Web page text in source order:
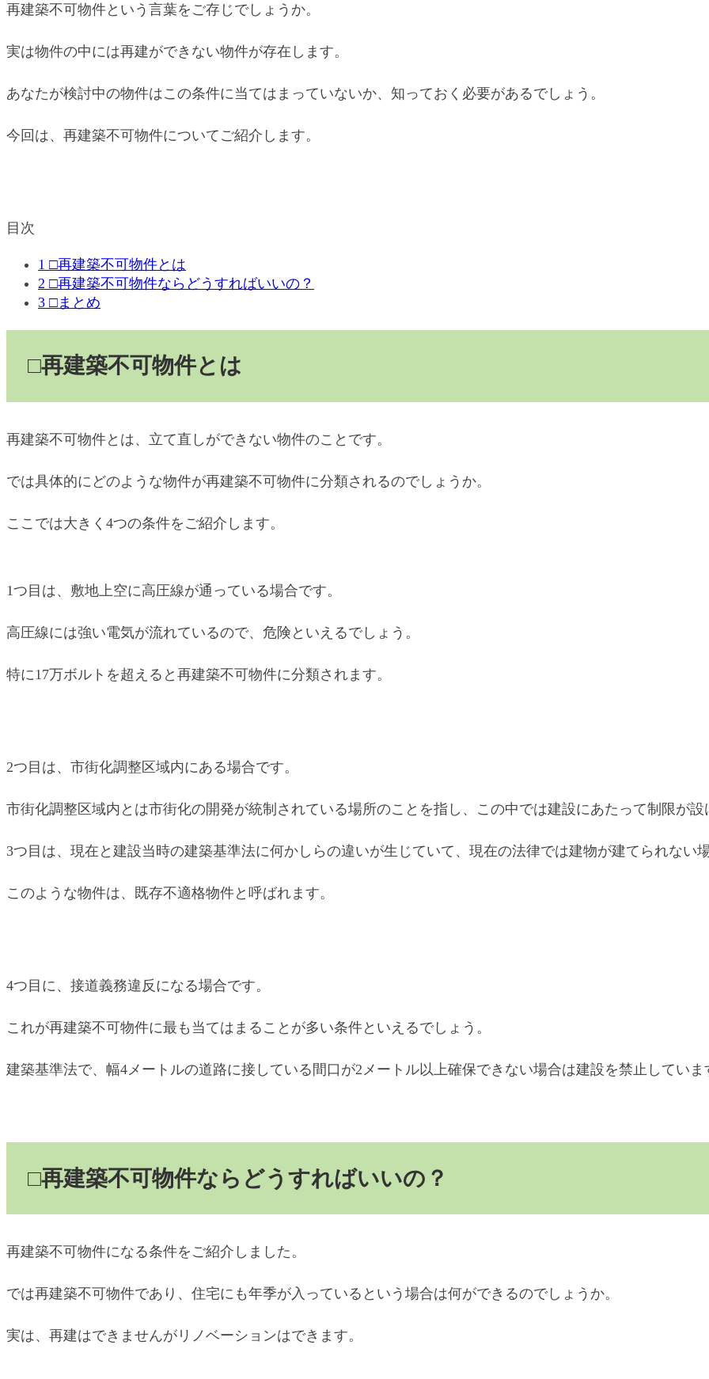
再建築不可物件という言葉をご存じでしょうか。
実は物件の中には再建ができない物件が存在します。
あなたが検討中の物件はこの条件に当てはまっていないか、知っておく必要があるでしょう。
今回は、再建築不可物件についてご紹介します。
目次
1 □再建築不可物件とは
2 □再建築不可物件ならどうすればいいの？
3 □まとめ
□再建築不可物件とは
再建築不可物件とは、立て直しができない物件のことです。
では具体的にどのような物件が再建築不可物件に分類されるのでしょうか。
ここでは大きく4つの条件をご紹介します。
1つ目は、敷地上空に高圧線が通っている場合です。
高圧線には強い電気が流れているので、危険といえるでしょう。
特に17万ボルトを超えると再建築不可物件に分類されます。
2つ目は、市街化調整区域内にある場合です。
市街化調整区域内とは市街化の開発が統制されている場所のことを指し、この中では建設にあたって制限が
3つ目は、現在と建設当時の建築基準法に何かしらの違いが生じていて、現在の法律では建物が建てられない
このような物件は、既存不適格物件と呼ばれます。
4つ目に、接道義務違反になる場合です。
これが再建築不可物件に最も当てはまることが多い条件といえるでしょう。
建築基準法で、幅4メートルの道路に接している間口が2メートル以上確保できない場合は建設を禁止していま
□再建築不可物件ならどうすればいいの？
再建築不可物件になる条件をご紹介しました。
では再建築不可物件であり、住宅にも年季が入っているという場合は何ができるのでしょうか。
実は、再建はできませんがリノベーションはできます。